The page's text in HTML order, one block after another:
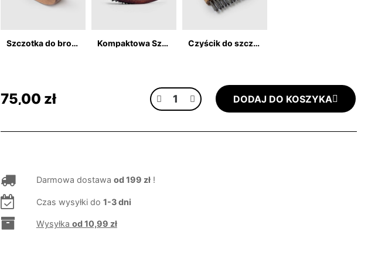
Szczotka do brody z włosiem z dzika Kompaktowa Szczotka Brodacza z włosiem z dzika Czyścik do szczotek do brody
75,00 zł DODAJ DO KOSZYKA
Darmowa dostawa od 199 zł!
Czas wysyłki do 1-3 dni
Wysyłka od 10,99 zł